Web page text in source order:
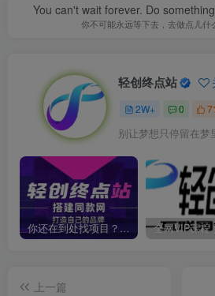
You can't wait forever. Do
你不可能永远等下去，去做点儿什
轻创终点站
2W+ 0
别让梦想只停留在梦
你还在到处找项目？还在当韭菜？我靠卖项目一个月收入5万+，曾经我也是个失败者。
上一篇